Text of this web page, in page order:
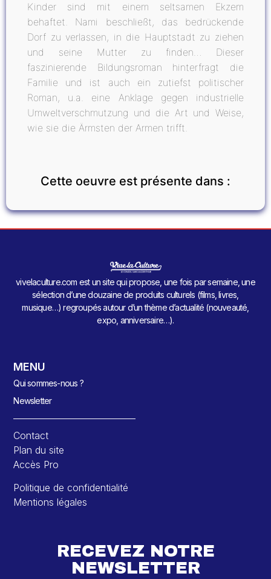
Kinder sind mit einem seltsamen Ekzem
behaftet. Nami beschließt, das bedrückende
Dorf zu verlassen, in die Hauptstadt zu ziehen
und seine Mutter zu finden… Dieser
faszinierende Bildungsroman hinterfragt die
Familie und ist auch ein zutiefst politischer
Roman, u.a. eine Anklage gegen industrielle
Umweltverschmutzung und die Art und Weise,
wie sie die Ärmsten der Armen trifft.
Cette oeuvre est présente dans :
vivelaculture.com est un site qui propose, une fois par semaine, une
sélection d’une douzaine de produits culturels (films, livres,
musique…) regroupés autour d’un thème d’actualité (nouveauté,
expo, anniversaire…).
MENU
Qui sommes-nous ?
Newsletter
Contact
Plan du site
Accès Pro
Politique de confidentialité
Mentions légales
RECEVEZ NOTRE
NEWSLETTER